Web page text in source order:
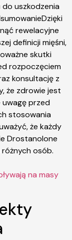
uszkodzenia
rewelacyjne
definicji mięśni,
skutki
rozpoczęciem
konsultację z
że zdrowie jest
uwagę przed
stosowania
że każdy
Drostanolone
osób.
na masy